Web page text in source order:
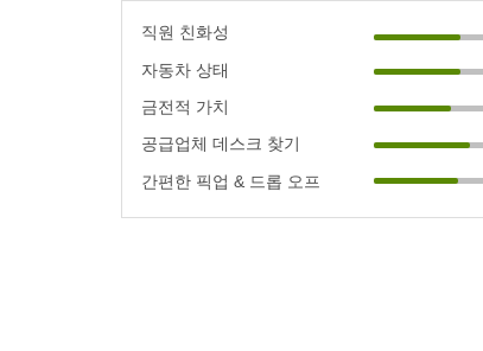
직원 친화성
자동차 상태
금전적 가치
공급업체 데스크 찾기
간편한 픽업 & 드롭 오프